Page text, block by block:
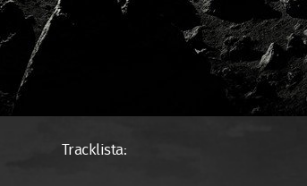
Tracklista: